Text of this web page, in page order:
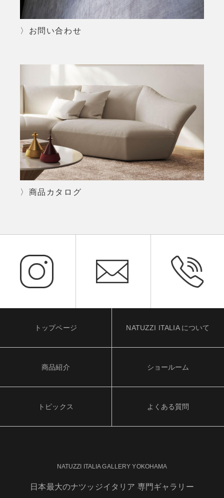
〉お問い合わせ
〉商品カタログ
トップページ NATUZZI ITALIA について
商品紹介 ショールーム
トピックス よくある質問
NATUZZI ITALIA GALLERY YOKOHAMA
日本最大のナツッジイタリア 専門ギャラリー